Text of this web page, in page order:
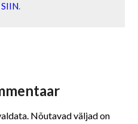
SIIN.
Nõutavad väljad on